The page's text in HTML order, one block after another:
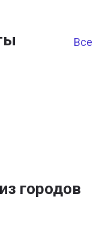
Все
городов